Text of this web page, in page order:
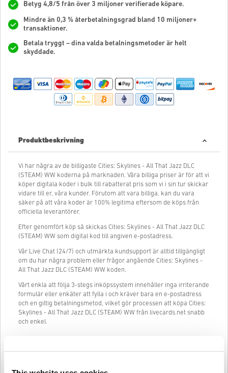
Betyg 4,8/5 från över 3 miljoner verifierade köpare.
Mindre än 0,3 % återbetalningsgrad bland 10 miljoner+
transaktioner.
Betala tryggt – dina valda betalningsmetoder är helt
skyddade.
Produktbeskrivning
Vi har några av de billigaste Cities: Skylines - All That Jazz DLC
(STEAM) WW koderna på marknaden. Våra billiga priser är för att vi
köper digitala koder i bulk till rabatterat pris som vi i sin tur skickar
vidare till er, våra kunder. Förutom att vara billiga, kan du vara
säker på att våra koder är 100% legitima eftersom de köps från
officiella leverantörer.
Efter genomfört köp så skickas Cities: Skylines - All That Jazz DLC
(STEAM) WW som digital kod till angiven e-postadress.
Vår Live Chat (24/7) och utmärkta kundsupport är alltid tillgängligt
om du har några problem eller frågor angående Cities: Skylines -
All That Jazz DLC (STEAM) WW koden.
Vårt enkla att följa 3-stegs inköpssystem innehåller inga irriterande
formulär eller enkäter att fylla i och kräver bara en e-postadress
och en giltig betalningsmetod, vilket gör processen att köpa Cities:
Skylines - All That Jazz DLC (STEAM) WW från livecards.net snabb
och enkel.